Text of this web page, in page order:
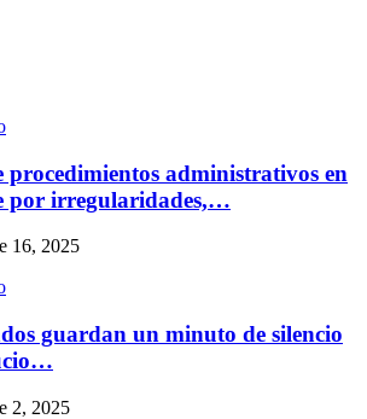
procedimientos administrativos en
por irregularidades,…
16, 2025
guardan un minuto de silencio
2, 2025